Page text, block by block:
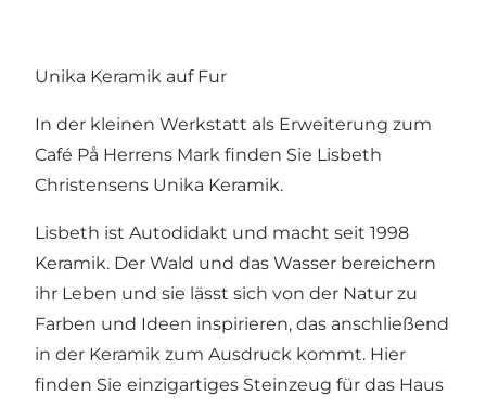
Unika Keramik auf Fur
In der kleinen Werkstatt als Erweiterung zum
Café På Herrens Mark finden Sie Lisbeth
Christensens Unika Keramik.
Lisbeth ist Autodidakt und macht seit 1998
Keramik. Der Wald und das Wasser bereichern
ihr Leben und sie lässt sich von der Natur zu
Farben und Ideen inspirieren, das anschließend
in der Keramik zum Ausdruck kommt. Hier
finden Sie einzigartiges Steinzeug für das Haus